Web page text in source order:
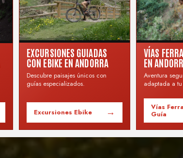
EXCURSIONES GUIADAS
CON EBIKE EN ANDORRA
Descubre paisajes únicos con
guías especializados.
Excursiones Ebike →
VÍAS
EN
Aventura
adaptada a
Vías
Guía